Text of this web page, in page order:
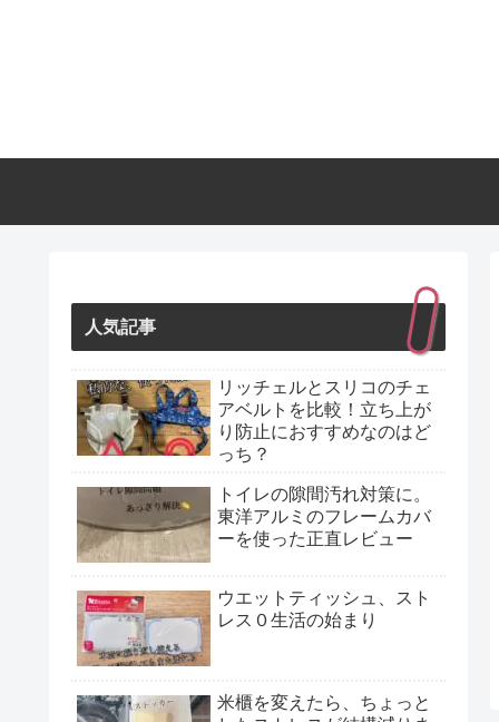
人気記事
リッチェルとスリコのチェ
アベルトを比較！立ち上が
り防止におすすめなのはど
っち？
トイレの隙間汚れ対策に。
東洋アルミのフレームカバ
ーを使った正直レビュー
ウエットティッシュ、スト
レス０生活の始まり
米櫃を変えたら、ちょっと